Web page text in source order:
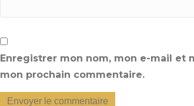
Enregistrer mon nom, mon e-mail et
mon prochain commentaire.